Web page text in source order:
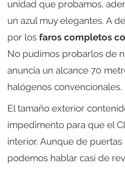
unidad que probamos,
un azul muy elegantes. A
por los faros completos
No pudimos probarlos de
anuncia un alcance 70
halógenos convencionales.
El tamaño exterior
impedimento para que el
interior. Aunque de puertas
podemos hablar casi de